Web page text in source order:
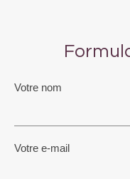
Votre nom
Votre e-mail